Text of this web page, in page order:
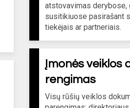
atstovavimas derybose,
susitikiuose pasirašant
tiekėjais ar partneriais.
Įmonės veiklos
rengimas
Visų rūšių veiklos